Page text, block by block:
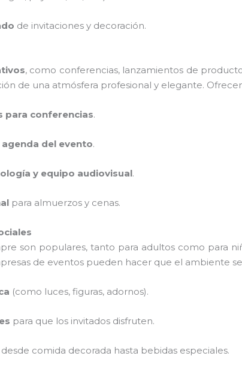
de invitaciones y decoración.
, como conferencias, lanzamientos de
de una atmósfera profesional y elegante.
para conferencias.
del evento.
y equipo audiovisual.
para almuerzos y cenas.
son populares, tanto para adultos como para
de eventos pueden hacer que el ambiente
(como luces, figuras, adornos).
para que los invitados disfruten.
desde comida decorada hasta bebidas especiales.